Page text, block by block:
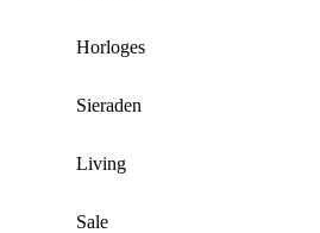
Horloges
Sieraden
Living
Sale